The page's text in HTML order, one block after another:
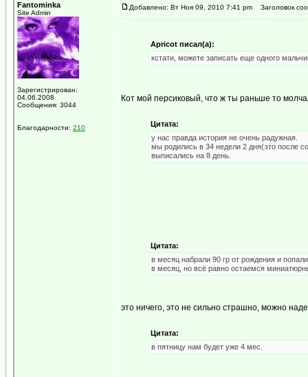
Fantominka
Site Admin
Зарегистрирован:
04.06.2008
Сообщения: 3044
Благодарности: 210
Добавлено: Вт Ноя 09, 2010 7:41 pm Заголовок
Apricot писал(а):
кстати, можете записать еще одного
Кот мой персиковый, что ж ты раньше то
Цитата:
у нас правда история не очень радужная.
мы родились в 34 недели 2 дня(это после
выписались на 8 день.
Цитата:
в месяц набрали 90 гр от рождения и
в месяц, но всё равно остаемся
это ничего, это не сильно страшно, можно
Цитата:
в пятницу нам будет уже 4 мес.